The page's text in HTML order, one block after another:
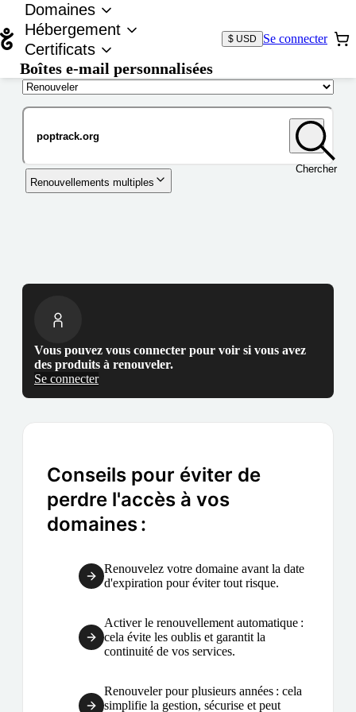
Domaines
Hébergement
Certificats
Boîtes e-mail personnalisées
$ USD Se connecter
Chercher
Renouvellements multiples
Vous pouvez vous connecter pour voir si vous avez
des produits à renouveler.
Se connecter
Conseils pour éviter de
perdre l'accès à vos
domaines :
Renouvelez votre domaine avant la date
d'expiration pour éviter tout risque.
Activer le renouvellement automatique :
cela évite les oublis et garantit la
continuité de vos services.
Renouveler pour plusieurs années : cela
simplifie la gestion, sécurise et peut